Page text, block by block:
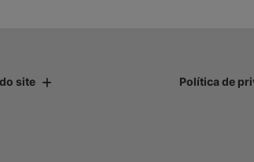
site Política de